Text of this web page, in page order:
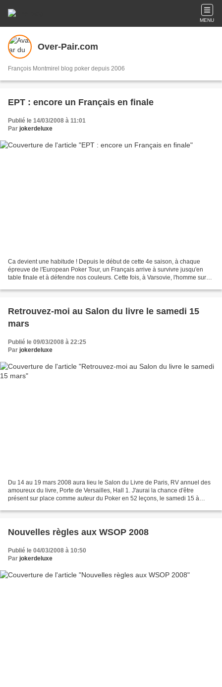
MENU
Over-Pair.com
François Montmirel blog poker depuis 2006
EPT : encore un Français en finale
Publié le 14/03/2008 à 11:01
Par jokerdeluxe
Ca devient une habitude ! Depuis le début de cette 4e saison, à chaque
épreuve de l'European Poker Tour, un Français arrive à survivre jusqu'en
table finale et à défendre nos couleurs. Cette fois, à Varsovie, l'homme sur
Retrouvez-moi au Salon du livre le samedi 15
mars
Publié le 09/03/2008 à 22:25
Par jokerdeluxe
Du 14 au 19 mars 2008 aura lieu le Salon du Livre de Paris, RV annuel des
amoureux du livre, Porte de Versailles, Hall 1. J'aurai la chance d'être
présent sur place comme auteur du Poker en 52 leçons, le samedi 15 à
Nouvelles règles aux WSOP 2008
Publié le 04/03/2008 à 10:50
Par jokerdeluxe